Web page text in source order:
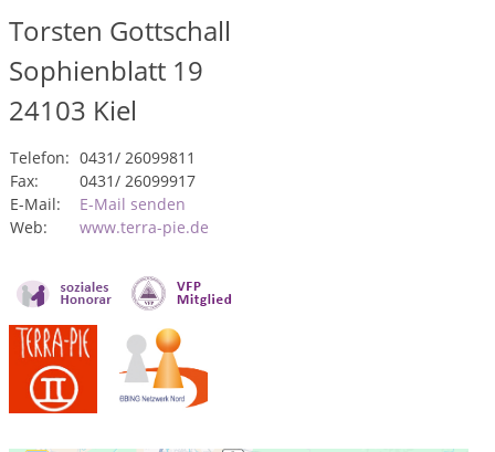
Torsten Gottschall
Sophienblatt 19
24103 Kiel
Telefon: 0431/ 26099811
Fax:
0431/ 26099917
E-Mail:
E-Mail senden
Web:
www.terra-pie.de